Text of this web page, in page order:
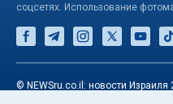
соцсетях. Использование
© NEWSru.co.il: новости Израиля